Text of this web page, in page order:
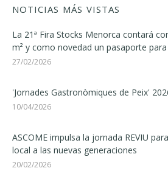
NOTICIAS MÁS VISTAS
La 21ª Fira Stocks Menorca contará
m² y como novedad un pasaporte
27/02/2026
'Jornades Gastronòmiques de Peix'
10/04/2026
ASCOME impulsa la jornada REVIU
local a las nuevas generaciones
20/02/2026